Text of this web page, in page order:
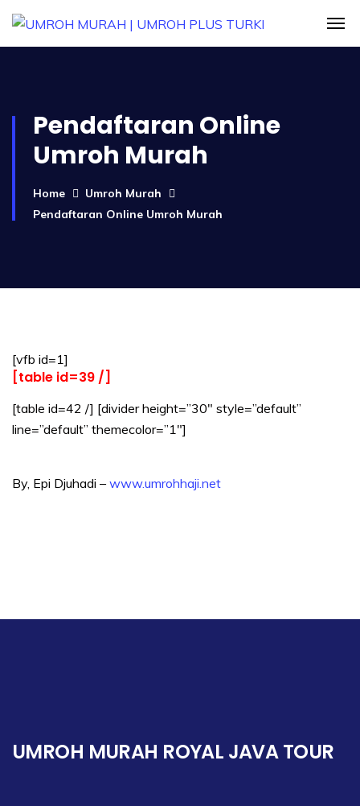
Pendaftaran Online
Umroh Murah
Home
Umroh Murah
Pendaftaran Online Umroh Murah
[vfb id=1]
[table id=39 /]
[table id=42 /] [divider height=”30″ style=”default”
line=”default” themecolor=”1″]
By, Epi Djuhadi – www.umrohhaji.net
UMROH MURAH ROYAL JAVA TOUR